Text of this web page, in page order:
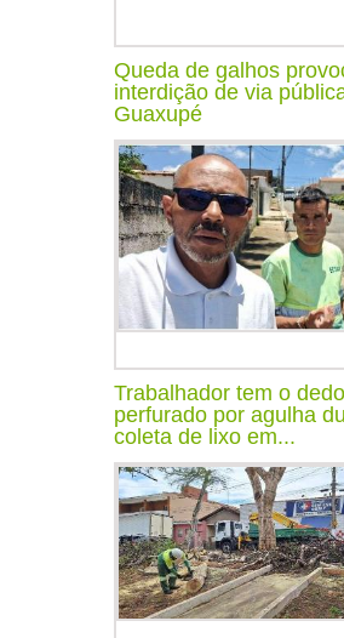
Queda de galhos
interdição de via
Guaxupé
Trabalhador tem o dedo
perfurado por agulha
coleta de lixo em...